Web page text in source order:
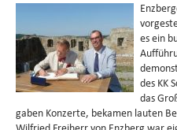
es ein
des KK
das
gaben Konzerte, bekamen lauten